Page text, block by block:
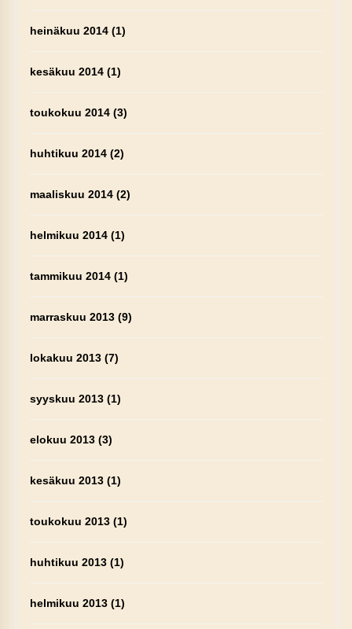
heinäkuu 2014(1)
kesäkuu 2014(1)
toukokuu 2014(3)
huhtikuu 2014(2)
maaliskuu 2014(2)
helmikuu 2014(1)
tammikuu 2014(1)
marraskuu 2013(9)
lokakuu 2013(7)
syyskuu 2013(1)
elokuu 2013(3)
kesäkuu 2013(1)
toukokuu 2013(1)
huhtikuu 2013(1)
helmikuu 2013(1)